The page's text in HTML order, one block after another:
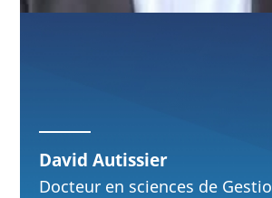
David Autissier
Docteur en sciences de